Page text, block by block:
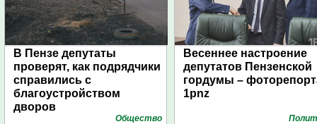
В Пензе депутаты
проверят, как подрядчики
справились с
благоустройством
дворов
Общество
Весеннее настроение
депутатов Пензенской
гордумы –
1pnz